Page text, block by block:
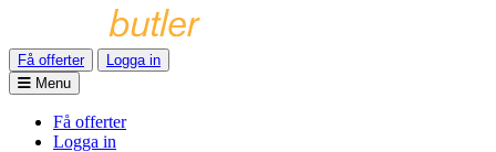
Få offerter
Logga in
Menu
Få offerter
Logga in